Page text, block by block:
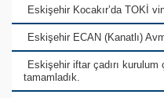
Eskişehir Kocakır’da TOKİ
Eskişehir ECAN (Kanatlı)
Eskişehir iftar çadırı kurulum
tamamladık.